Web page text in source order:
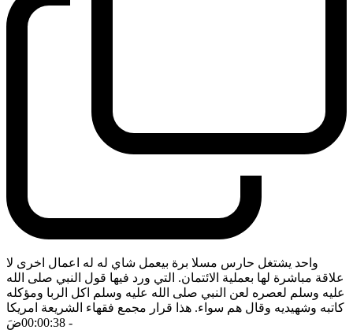
واحد يشتغل حارس مسلا برة بيعمل شاي له له اعمال اخرى لا
علاقة مباشرة لها بعملية الائتمان. التي ورد فيها قول النبي صلى الله
عليه وسلم لعصره لعن النبي صلى الله عليه وسلم اكل الربا ومؤكله
كاتبه وشهيديه وقال هم سواء. هذا قرار مجمع فقهاء الشريعة امريكا
- 00:00:38
ضَ